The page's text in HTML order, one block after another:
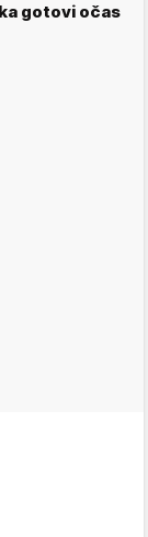
gotovi očas